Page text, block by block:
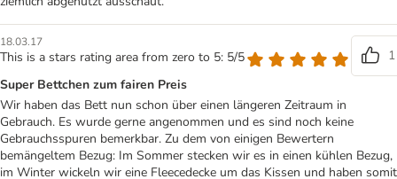
18.03.17
This is a stars rating area from zero to 5: 5/5
1
Super Bettchen zum fairen Preis
Wir haben das Bett nun schon über einen längeren Zeitraum in
Gebrauch. Es wurde gerne angenommen und es sind noch keine
Gebrauchsspuren bemerkbar. Zu dem von einigen Bewertern
bemängeltem Bezug: Im Sommer stecken wir es in einen kühlen Bezug,
im Winter wickeln wir eine Fleecedecke um das Kissen und haben somit